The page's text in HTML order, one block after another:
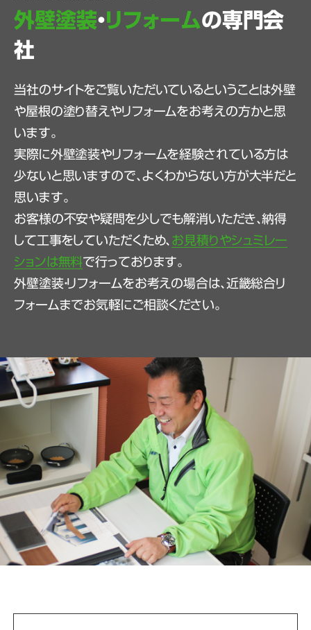
外壁塗装・リフォームの専門会
社
当社のサイトをご覧いただいているということは外壁
や屋根の塗り替えやリフォームをお考えの方かと思
います。
実際に外壁塗装やリフォームを経験されている方は
少ないと思いますので、よくわからない方が大半だと
思います。
お客様の不安や疑問を少しでも解消いただき、納得
して工事をしていただくため、 お見積りやシュミレー
ションは無料で行っております。
外壁塗装・リフォームをお考えの場合は、近畿総合リ
フォームまでお気軽にご相談ください。